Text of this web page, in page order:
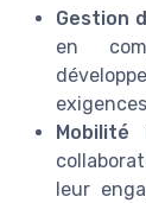
Gestion
en
Mobilité
leur